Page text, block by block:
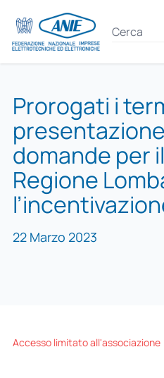
Prorogati i
domande per
Regione
22 Marzo 2023
Accesso limitato all'associazione